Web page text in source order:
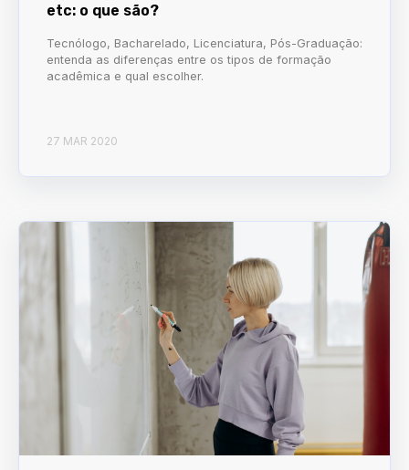
etc: o que são?
Tecnólogo, Bacharelado, Licenciatura, Pós-Graduação:
entenda as diferenças entre os tipos de formação
acadêmica e qual escolher.
27 MAR 2020